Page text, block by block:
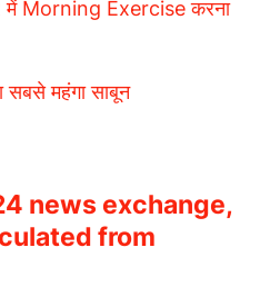
Morning Exercise करना
महंगा साबून
news exchange,
from